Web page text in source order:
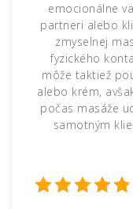
emocionálne
partneri alebo
zmyselnej
fyzického
môže taktiež
alebo krém,
počas masáže
samotným